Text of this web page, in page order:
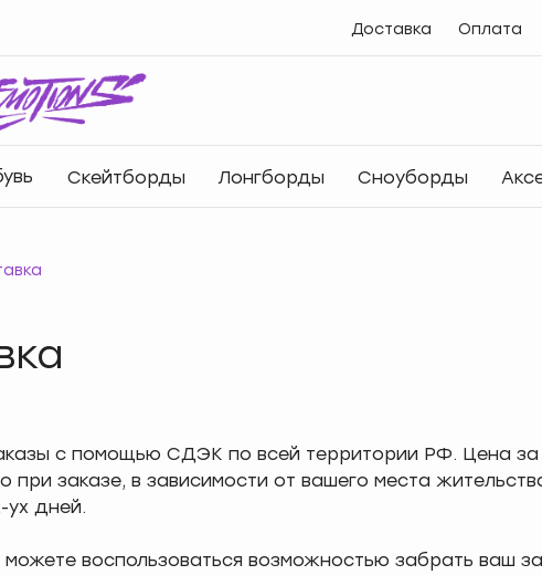
Оплата
Сноуборды
Лонгборды
Скейтборды
Доставка
с помощью СДЭК по всей территории РФ. Цена за
при заказе, в зависимости от вашего места
ух дней.
можете воспользоваться возможностью забрать ваш